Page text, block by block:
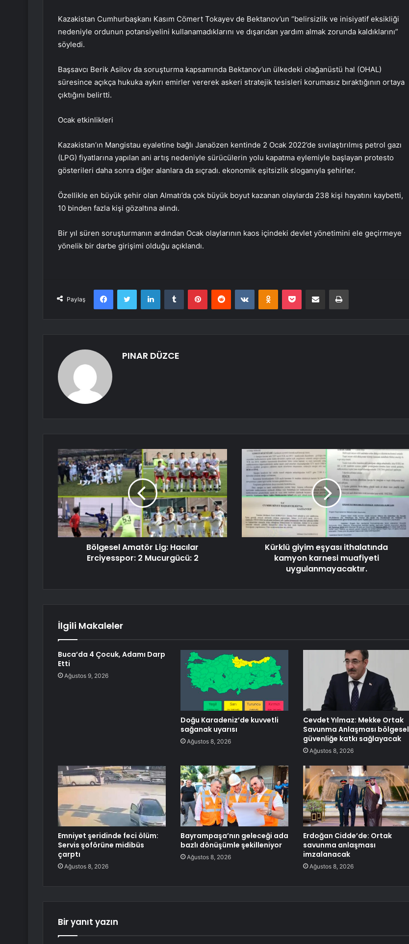
Kazakistan Cumhurbaşkanı Kasım Cömert Tokayev de Bektanov’un “belirsizlik ve inisiyatif eksikliği
nedeniyle ordunun potansiyelini kullanamadıklarını ve dışarıdan yardım almak zorunda kaldıklarını”
söyledi.
Başsavcı Berik Asilov da soruşturma kapsamında Bektanov’un ülkedeki olağanüstü hal (OHAL)
süresince açıkça hukuka aykırı emirler vererek askeri stratejik tesisleri korumasız bıraktığının ortaya
çıktığını belirtti.
Ocak etkinlikleri
Kazakistan’ın Mangistau eyaletine bağlı Janaözen kentinde 2 Ocak 2022’de sıvılaştırılmış petrol gazı
(LPG) fiyatlarına yapılan ani artış nedeniyle sürücülerin yolu kapatma eylemiyle başlayan protesto
gösterileri daha sonra diğer alanlara da sıçradı. ekonomik eşitsizlik sloganıyla şehirler.
Özellikle en büyük şehir olan Almatı’da çok büyük boyut kazanan olaylarda 238 kişi hayatını kaybetti,
10 binden fazla kişi gözaltına alındı.
Bir yıl süren soruşturmanın ardından Ocak olaylarının kaos içindeki devlet yönetimini ele geçirmeye
yönelik bir darbe girişimi olduğu açıklandı.
Paylaş
FacebookTwitter LinkedInTumblr PinterestReddit VKontakteOdnoklassniki
Pocket E-Posta ile paylaş Yazdır
PINAR DÜZCE
Bölgesel Amatör Lig: Hacılar
Erciyesspor: 2 Mucurgücü: 2
Kürklü giyim eşyası ithalatında
kamyon karnesi muafiyeti
uygulanmayacaktır.
İlgili Makaleler
Buca’da 4 Çocuk, Adamı Darp
Etti
Ağustos 9, 2026
Doğu Karadeniz’de kuvvetli
sağanak uyarısı
Ağustos 8, 2026
Cevdet Yılmaz: Mekke Ortak
Savunma Anlaşması bölgesel
güvenliğe katkı sağlayacak
Ağustos 8, 2026
Emniyet şeridinde feci ölüm:
Servis şoförüne midibüs
çarptı
Ağustos 8, 2026
Bayrampaşa’nın geleceği ada
bazlı dönüşümle şekilleniyor
Ağustos 8, 2026
Erdoğan Cidde’de: Ortak
savunma anlaşması
imzalanacak
Ağustos 8, 2026
Bir yanıt yazın